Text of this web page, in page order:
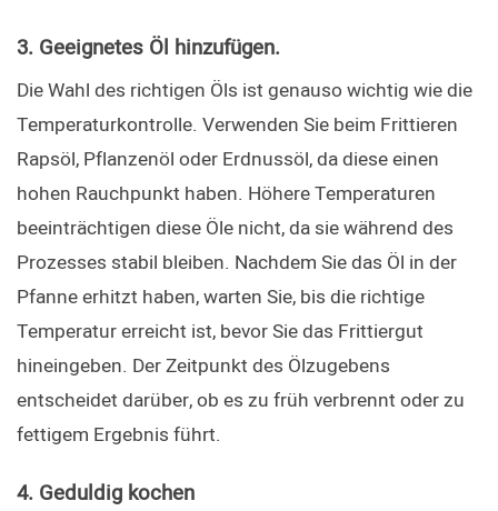
3. Geeignetes Öl hinzufügen.
Die Wahl des richtigen Öls ist genauso wichtig wie die
Temperaturkontrolle. Verwenden Sie beim Frittieren
Rapsöl, Pflanzenöl oder Erdnussöl, da diese einen
hohen Rauchpunkt haben. Höhere Temperaturen
beeinträchtigen diese Öle nicht, da sie während des
Prozesses stabil bleiben. Nachdem Sie das Öl in der
Pfanne erhitzt haben, warten Sie, bis die richtige
Temperatur erreicht ist, bevor Sie das Frittiergut
hineingeben. Der Zeitpunkt des Ölzugebens
entscheidet darüber, ob es zu früh verbrennt oder zu
fettigem Ergebnis führt.
4. Geduldig kochen